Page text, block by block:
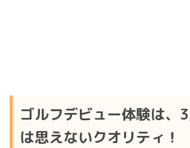
ゴルフデビュー体験は、
は思えないクオリティ！